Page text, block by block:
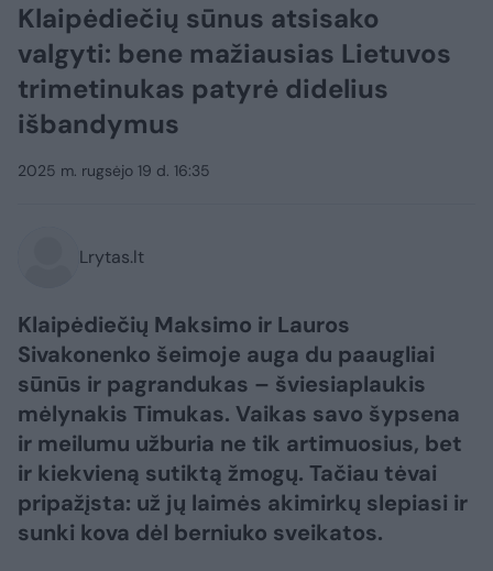
Klaipėdiečių sūnus atsisako
valgyti: bene mažiausias Lietuvos
trimetinukas patyrė didelius
išbandymus
2025 m. rugsėjo 19 d. 16:35
Lrytas.lt
Klaipėdiečių Maksimo ir Lauros
Sivakonenko šeimoje auga du paaugliai
sūnūs ir pagrandukas – šviesiaplaukis
mėlynakis Timukas. Vaikas savo šypsena
ir meilumu užburia ne tik artimuosius, bet
ir kiekvieną sutiktą žmogų. Tačiau tėvai
pripažįsta: už jų laimės akimirkų slepiasi ir
sunki kova dėl berniuko sveikatos.